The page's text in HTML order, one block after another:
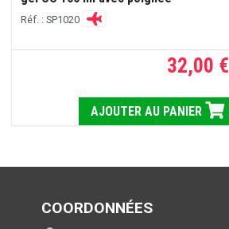
Réf. : SP1020
32,00 €
AJOUTER AU PANIER
COORDONNÉES